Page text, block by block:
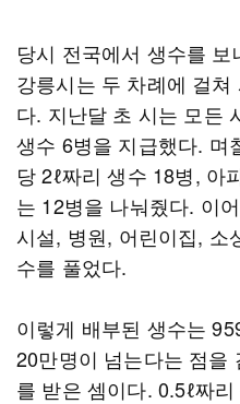
당시 전국에서 생수를
강릉시는 두 차례에 걸
다. 지난달 초 시는 모든
생수 6병을 지급했다. 며
당 2ℓ짜리 생수 18병, 아
는 12병을 나눠줬다. 이
시설, 병원, 어린이집, 소
수를 풀었다.
이렇게 배부된 생수는
20만명이 넘는다는 점을
를 받은 셈이다. 0.5ℓ짜